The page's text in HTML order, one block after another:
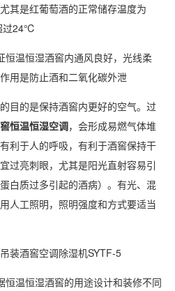
是红葡萄酒的正常储存温度为
过24℃
温恒湿酒窖内通风良好，光线柔
用是防止酒和二氧化碳外泄
的是保持酒窖内更好的空气。过
恒温恒湿空调，会形成易燃气体堆
利于人的呼吸，有利于酒窖保持干
过亮刺眼，尤其是阳光直射容易引
白质过多引起的酒病）。有光、混
人工照明，照明强度和方式要适当
装酒窖空调除湿机SYTF-5
温恒湿酒窖的用途设计和装修不同